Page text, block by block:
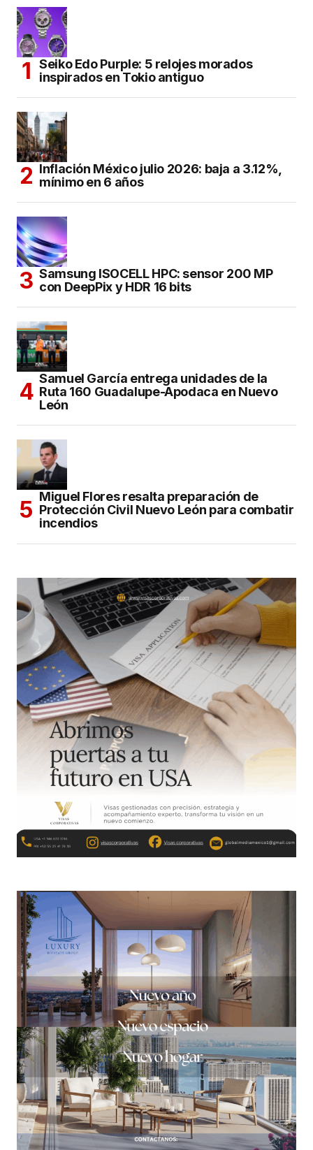
Seiko Edo Purple: 5 relojes morados
inspirados en Tokio antiguo
Inflación México julio 2026: baja a 3.12%,
mínimo en 6 años
Samsung ISOCELL HPC: sensor 200 MP
con DeepPix y HDR 16 bits
Samuel García entrega unidades de la
Ruta 160 Guadalupe-Apodaca en Nuevo
León
Miguel Flores resalta preparación de
Protección Civil Nuevo León para combatir
incendios